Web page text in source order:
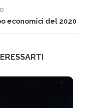
economici del 2020